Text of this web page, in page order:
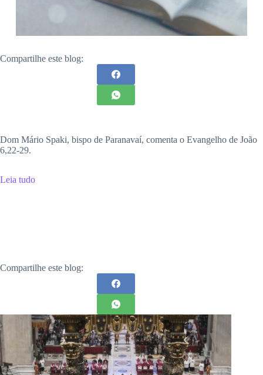
Compartilhe este blog:
Dom Mário Spaki, bispo de Paranavaí, comenta o Evangelho de João
6,22-29.
Leia tudo
Compartilhe este blog: